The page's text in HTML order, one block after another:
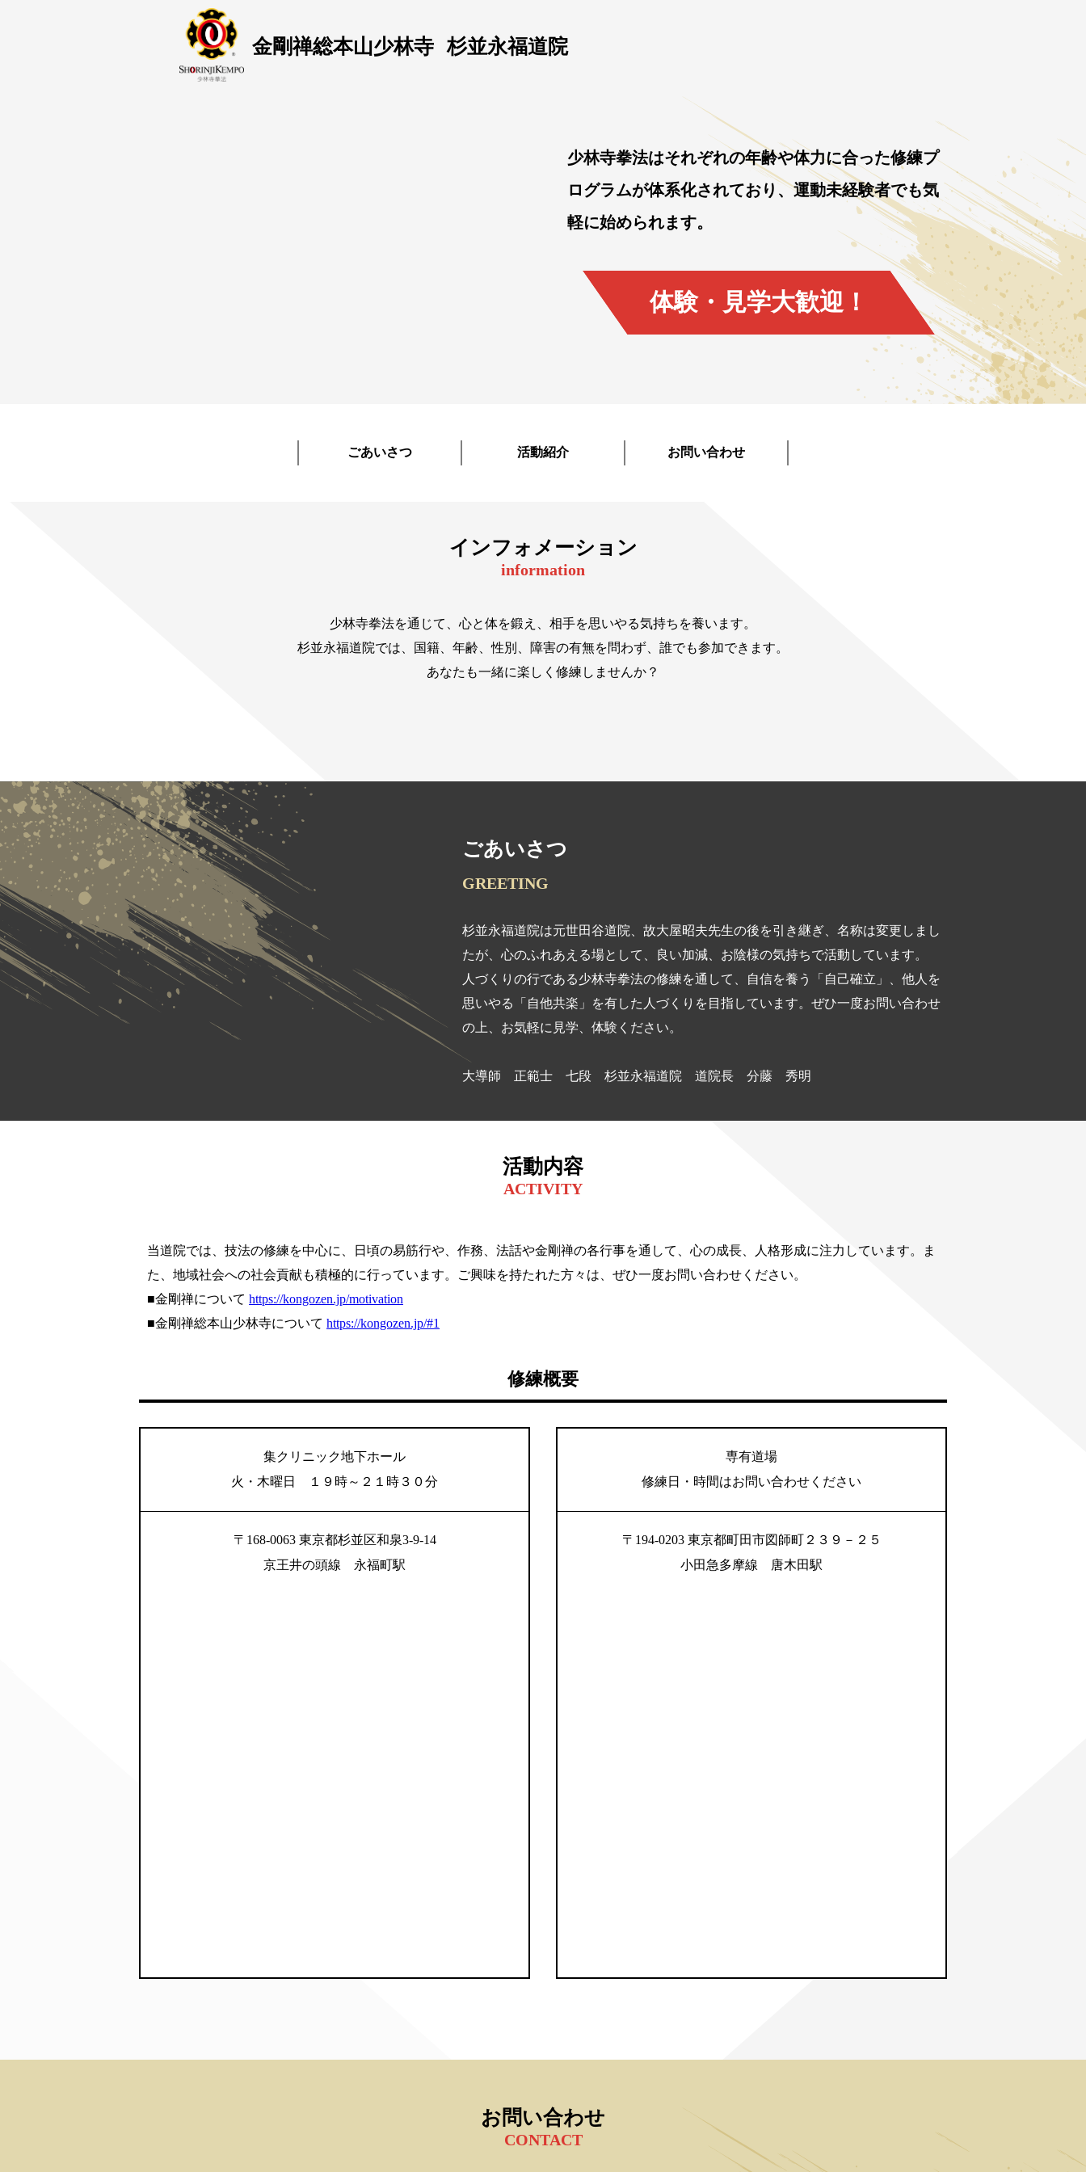
金剛禅総本山少林寺 杉並永福道院
少林寺拳法はそれぞれの年齢や体力に合った修練プ
ログラムが体系化されており、運動未経験者でも気
軽に始められます。
体験・見学大歓迎！
ごあいさつ 活動紹介 お問い合わせ
インフォメーション
information
少林寺拳法を通じて、心と体を鍛え、相手を思いやる気持ちを養います。
杉並永福道院では、国籍、年齢、性別、障害の有無を問わず、誰でも参加できます。
あなたも一緒に楽しく修練しませんか？
ごあいさつ
GREETING
杉並永福道院は元世田谷道院、故大屋昭夫先生の後を引き継ぎ、名称は変更しまし
たが、心のふれあえる場として、良い加減、お陰様の気持ちで活動しています。
人づくりの行である少林寺拳法の修練を通して、自信を養う「自己確立」、他人を
思いやる「自他共楽」を有した人づくりを目指しています。ぜひ一度お問い合わせ
の上、お気軽に見学、体験ください。
大導師 正範士 七段 杉並永福道院 道院長 分藤 秀明
活動内容
ACTIVITY
当道院では、技法の修練を中心に、日頃の易筋行や、作務、法話や金剛禅の各行事を通して、心の成長、人格形成に注力しています。ま
た、地域社会への社会貢献も積極的に行っています。ご興味を持たれた方々は、ぜひ一度お問い合わせください。
■金剛禅について https://kongozen.jp/motivation
■金剛禅総本山少林寺について https://kongozen.jp/#1
修練概要
集クリニック地下ホール
火・木曜日 １９時～２１時３０分
〒168-0063 東京都杉並区和泉3-9-14
京王井の頭線 永福町駅
専有道場
修練日・時間はお問い合わせください
〒194-0203 東京都町田市図師町２３９－２５
小田急多摩線 唐木田駅
お問い合わせ
CONTACT